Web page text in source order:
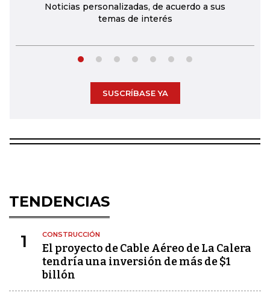
Noticias personalizadas, de acuerdo a sus
temas de interés
SUSCRÍBASE YA
TENDENCIAS
1 CONSTRUCCIÓN
El proyecto de Cable Aéreo de La Calera
tendría una inversión de más de $1
billón